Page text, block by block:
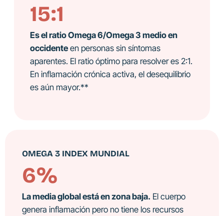
15:1
Es el ratio Omega 6/Omega 3 medio en
occidenteen personas sin síntomas
aparentes. El ratio óptimo para resolver es 2:1.
En inflamación crónica activa, el desequilibrio
es aún mayor.**
OMEGA 3 INDEX MUNDIAL
6%
La media global está en zona baja. El cuerpo
genera inflamación pero no tiene los recursos